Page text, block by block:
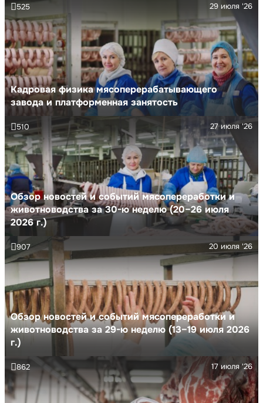
Кадровая физика мясоперерабатывающего
завода и платформенная занятость
29 июля '26
525
Обзор новостей и событий мясопереработки и
животноводства за 30-ю неделю (20–26 июля
2026 г.)
27 июля '26
510
Обзор новостей и событий мясопереработки и
животноводства за 29-ю неделю (13–19 июля 2026
г.)
20 июля '26
907
17 июля '26
862